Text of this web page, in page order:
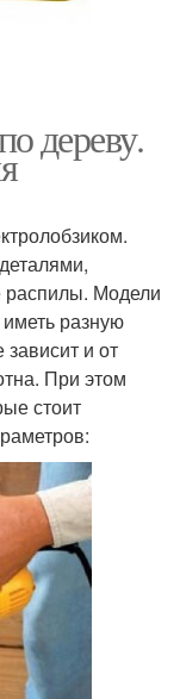
дереву.
распилы. Модели
разную
и от
При этом
стоит